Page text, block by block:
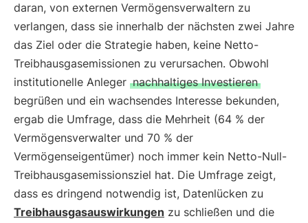
daran, von externen Vermögensverwaltern zu
verlangen, dass sie innerhalb der nächsten zwei Jahre
das Ziel oder die Strategie haben, keine Netto-
Treibhausgasemissionen zu verursachen. Obwohl
institutionelle Anleger nachhaltiges Investieren
begrüßen und ein wachsendes Interesse bekunden,
ergab die Umfrage, dass die Mehrheit (64 % der
Vermögensverwalter und 70 % der
Vermögenseigentümer) noch immer kein Netto-Null-
Treibhausgasemissionsziel hat. Die Umfrage zeigt,
dass es dringend notwendig ist, Datenlücken zu
Treibhausgasauswirkungen zu schließen und die